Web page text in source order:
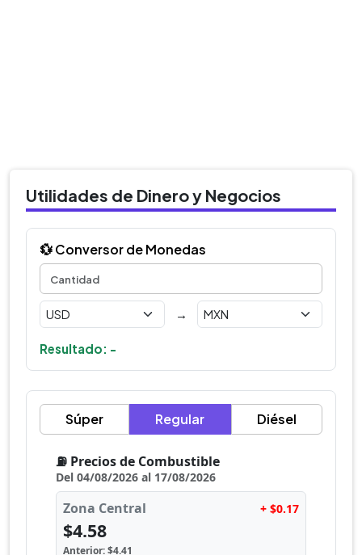
Utilidades de Dinero y Negocios
💱 Conversor de Monedas
→
Resultado: -
Súper Regular Diésel